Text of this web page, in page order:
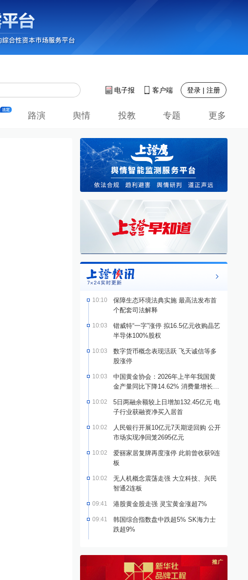
电子报 客户端 登录 | 注册
路演 舆情 投教 专题 更多
10:10
保障生态环境法典实施 最高法发布首
个配套司法解释
10:03
锴威特“一字”涨停 拟16.5亿元收购晶艺
半导体100%股权
10:03
数字货币概念表现活跃 飞天诚信等多
股涨停
10:03
中国黄金协会：2026年上半年我国黄
金产量同比下降14.62% 消费量增长
10:02
5日两融余额较上日增加132.45亿元 电
子行业获融资净买入居首
10:02
人民银行开展10亿元7天期逆回购 公开
市场实现净回笼2695亿元
10:02
爱丽家居复牌再度涨停 此前曾收获9连
板
10:02
无人机概念震荡走强 大立科技、兴民
智通2连板
09:41 港股黄金股走强 灵宝黄金涨超7%
09:41
韩国综合指数盘中跌超5% SK海力士
跌超9%